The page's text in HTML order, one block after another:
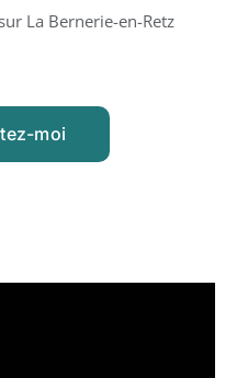
La Bernerie-en-Retz
moi